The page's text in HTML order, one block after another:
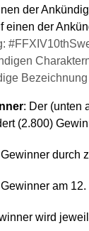
der
einen der
: Der (unten
(2.800)
durch
am
wird